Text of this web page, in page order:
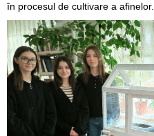
în procesul de cultivare a afinelor.